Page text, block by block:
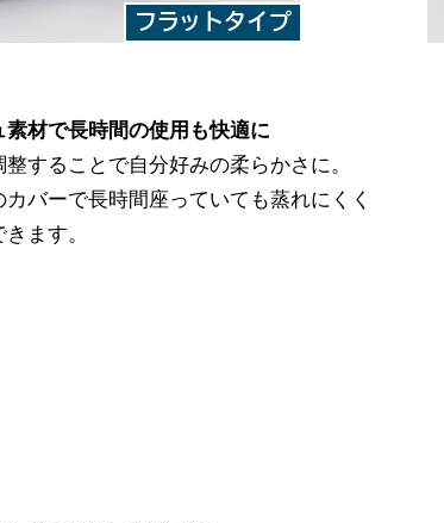
材で長時間の使用も快適に
することで自分好みの柔らかさに。
バーで長時間座っていても蒸れにくく
ます。